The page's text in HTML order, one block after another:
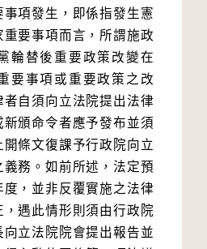
項發生，即係指發生憲
要事項而言，所謂施政
輪替後重要政策改變在
要事項或重要政策之改
自須向立法院提出法律
頒命令者應予發布並須
條文復課予行政院向立
務。如前所述，法定預
，並非反覆實施之法律
遇此情形則須由行政院
向立法院院會提出報告並